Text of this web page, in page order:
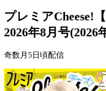
プレミアCheese!
2026年8月号(2026
奇数月5日頃配信